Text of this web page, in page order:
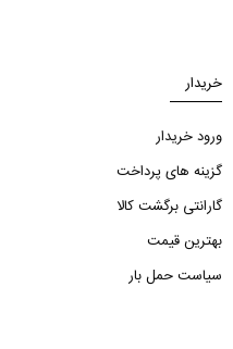
خریدار
ورود خریدار
گزینه های پرداخت
گارانتی برگشت کالا
بهترین قیمت
سیاست حمل بار